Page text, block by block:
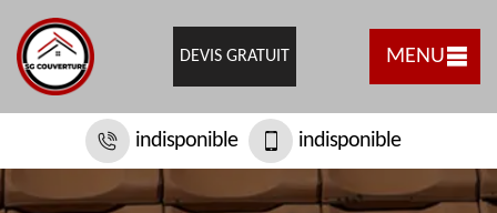
DEVIS GRATUIT MENU
indisponible indisponible